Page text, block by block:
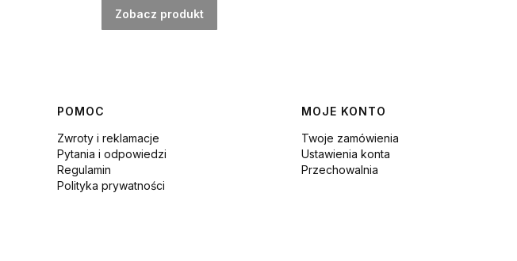
Zobacz produkt
Linki w stopce
POMOC
Zwroty i reklamacje
Pytania i odpowiedzi
Regulamin
Polityka prywatności
MOJE KONTO
Twoje zamówienia
Ustawienia konta
Przechowalnia